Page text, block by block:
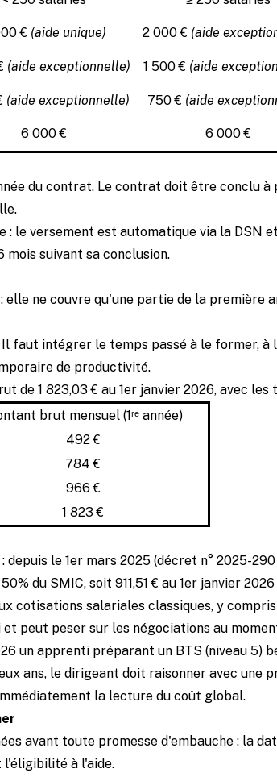
€ (aide unique) 2 000 € (aide
(aide exceptionnelle) 1 500 € (aide
(aide exceptionnelle) 750 € (aide
6 000 € 6 000 €
du contrat. Le contrat doit être conclu
: le versement est automatique via la DSN
mois suivant sa conclusion.
ne couvre qu'une partie de la première
faut intégrer le temps passé à le former, à
de productivité.
de 1 823,03 € au 1er janvier 2026, avec les
brut mensuel (1ʳᵉ année)
492 €
784 €
966 €
1 823 €
le 1er mars 2025 (décret n° 2025-
du SMIC, soit 911,51 € au 1er janvier
cotisations salariales classiques, y
peut peser sur les négociations au
un apprenti préparant un BTS (niveau 5)
ans, le dirigeant doit raisonner avec une
la lecture du coût global.
avant toute promesse d'embauche : la
l'éligibilité à l'aide.